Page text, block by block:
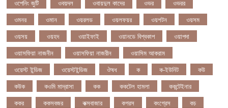
ওপেনিং জুটি
ওবয়দল ওবায়দুল কাদের ওভর
ওভরর
ওমনর
ওমান ওয়রলড ওয়লফয়র ওয়শটন
ওয়সম
ওয়সয়
ওয়হদ ওয়াইফাই ওয়ানডে বিশ্বকাপ
ওয়াপদা
ওয়াসফিয়া নাজনীন
ওয়াসফিয়া নাজরীন
ওয়াসিম আকরাম
ওয়েস্ট ইন্ডিজ
ওয়েস্টইন্ডিজ ঔষধ ক ক-ইউনিট
কউ
কউক
কওমি মাদ্রাসা কক ককটেল হামলা
ককন্টেইনার
ককর
ককসবজর কক্সবাজার কগরস কংগ্রেস
কচ